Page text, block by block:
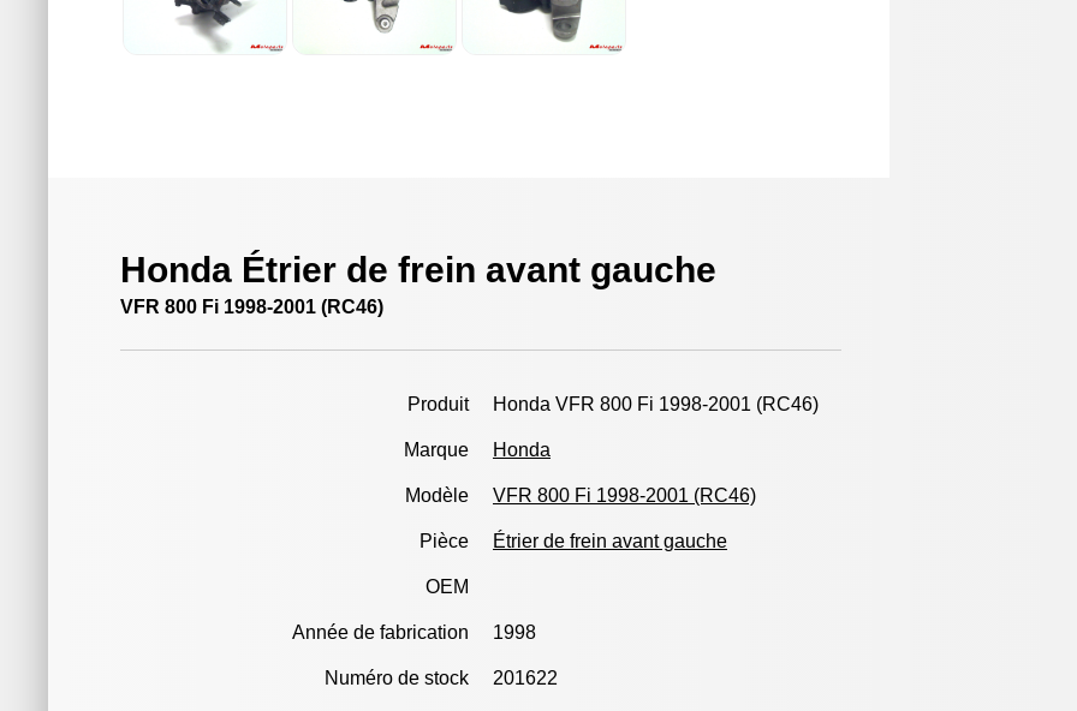
Honda Étrier de frein avant gauche
VFR 800 Fi 1998-2001 (RC46)
Produit Honda VFR 800 Fi 1998-2001 (RC46)
Marque Honda
Modèle VFR 800 Fi 1998-2001 (RC46)
Pièce Étrier de frein avant gauche
OEM
Année de fabrication 1998
Numéro de stock 201622